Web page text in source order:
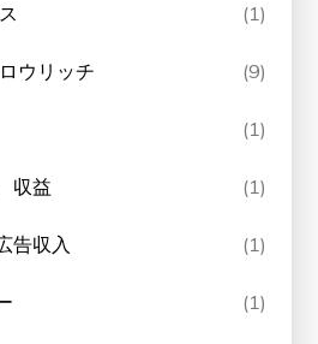
(1)
ウリッチ (9)
(1)
収益 (1)
告収入 (1)
(1)